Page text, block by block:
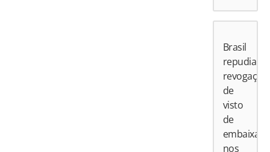
Brasil
repudia
revogação
de
visto
de
nos